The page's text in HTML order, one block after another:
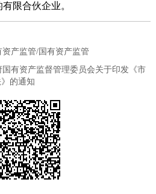
机构职能
政策解读
专题公开
法人服务
利企服务
限合伙企业。
资产监管/国有资产监管
有资产监督管理委员会关于印发《市
的通知